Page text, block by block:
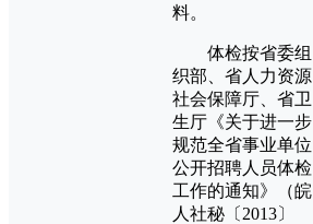
料。
体检按省委组
织部、省人力资源
社会保障厅、省卫
生厅《关于进一步
规范全省事业单位
公开招聘人员体检
工作的通知》（皖
人社秘〔2013〕